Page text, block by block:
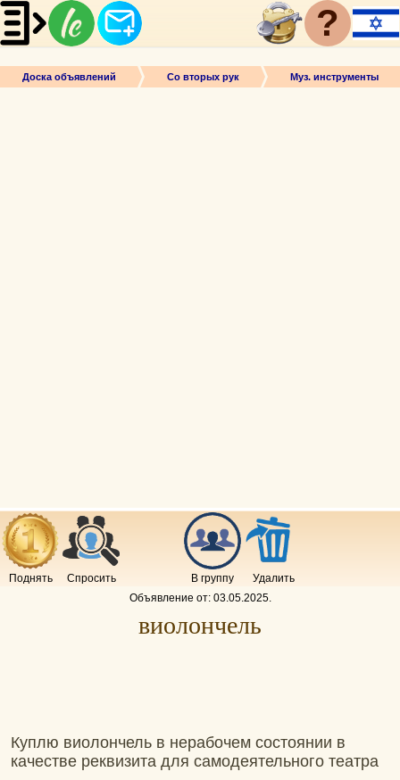
?
Доска объявлений Со вторых рук Муз. инструменты
Поднять Спросить В группу
Удалить
Объявление от: 03.05.2025.
виолончель
Куплю виолончель в нерабочем состоянии в
качестве реквизита для самодеятельного театра